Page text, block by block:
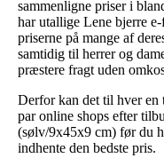
sammenligne priser i
har utallige Lene bjerre
priserne på mange af
samtidig til herrer og
præstere fragt uden
Derfor kan det til hver en
par online shops efter
(sølv/9x45x9 cm) før du
indhente den bedste pris.